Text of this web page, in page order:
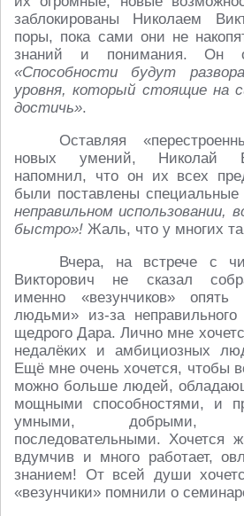
заблокированы Николаем
поры, пока сами они не
знаний и понимания. Он
«Способности будут
уровня, который стоящие на
достичь».
Оставляя
новых умений, Николай
напомнил, что он их всех
были поставлены специальные
неправильном использовании,
быстро»! Жаль, что у многих
Вчера, на встрече с
Викторович не сказал
именно «везунчиков»
людьми» из-за неправильного
щедрого Дара. Лично мне
недалёких и амбициозных
Ещё мне очень хочется, чтобы
можно больше людей,
мощными способностями, и
умными, добрыми,
последовательными. Хочется
вдумчив и много работает,
знанием! От всей души
«везунчики» помнили о